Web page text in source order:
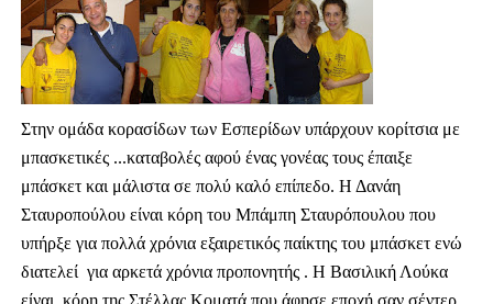
Στην ομάδα κορασίδων των Εσπερίδων υπάρχουν κορίτσια με
μπασκετικές ...καταβολές αφού ένας γονέας τους έπαιξε
μπάσκετ και μάλιστα σε πολύ καλό επίπεδο. Η Δανάη
Σταυροπούλου είναι κόρη του Μπάμπη Σταυρόπουλου που
υπήρξε για πολλά χρόνια εξαιρετικός παίκτης του μπάσκετ ενώ
διατελεί για αρκετά χρόνια προπονητής . Η Βασιλική Λούκα
είναι κόρη της Στέλλας Κοματά που άφησε εποχή σαν σέντερ